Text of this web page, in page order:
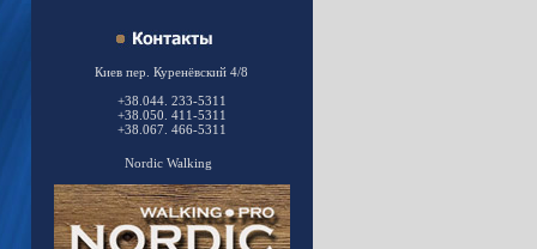
Киев пер. Куренёвский 4/8
+38.044. 233-5311
+38.050. 411-5311
+38.067. 466-5311
Nordic Walking